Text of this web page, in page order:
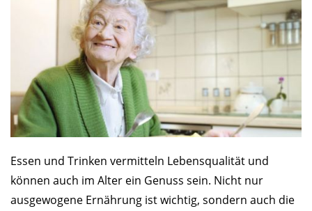
Essen und Trinken vermitteln Lebensqualität und
können auch im Alter ein Genuss sein. Nicht nur
ausgewogene Ernährung ist wichtig, sondern auch die